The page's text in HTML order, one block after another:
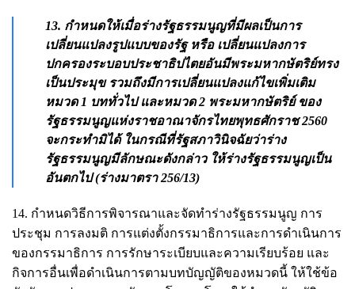
13. กำหนดให้เมื่อร่างรัฐธรรมนูญที่มีผลเป็นการ
เปลี่ยนแปลงรูปแบบของรัฐ หรือ เปลี่ยนแปลงการ
ปกครองระบอบประชาธิปไตยอันมีพระมหากษัตริย์ทรง
เป็นประมุข รวมถึงมีการเปลี่ยนแปลงแก้ไขเพิ่มเติม
หมวด 1 บททั่วไป และหมวด 2 พระมหากษัตริย์ ของ
รัฐธรรมนูญแห่งราชอาณาจักรไทยพุทธศักราช 2560
จะกระทำมิได้ ในกรณีที่รัฐสภาวินิจฉัยว่าร่าง
รัฐธรรมนูญมีลักษณะดังกล่าว ให้ร่างรัฐธรรมนูญเป็น
อันตกไป (ร่างมาตรา 256/13)
14. กำหนดวิธีการพิจารณาและจัดทำร่างรัฐธรรมนูญ การ
ประชุม การลงมติ การแต่งตั้งกรรมาธิการและการดำเนินการ
ของกรรมาธิการ การรักษาระเบียบและความเรียบร้อย และ
กิจการอื่นเพื่อดำเนินการตามบทบัญญัติของหมวดนี้ ให้ใช้ข้อ